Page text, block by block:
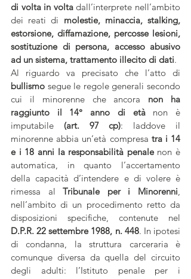
di volta in volta dall’interprete nell’ambito
dei reati di molestie, minaccia, stalking,
estorsione, diffamazione, percosse lesioni,
sostituzione di persona, accesso abusivo
ad un sistema, trattamento illecito di dati.
bullismo segue le regole generali secondo
cui il minorenne che ancora non ha
raggiunto il 14° anno di età non è
imputabile (art. 97 cp): laddove il
minorenne abbia un’età compresa tra i 14
e i 18 anni la responsabilità penale non è
automatica, in quanto l’accertamento
della capacità d’intendere e di volere è
rimessa al Tribunale per i Minorenni,
nell’ambito di un procedimento retto da
disposizioni specifiche, contenute nel
D.P.R. 22 settembre 1988, n. 448. In ipotesi
di condanna, la struttura carceraria è
comunque diversa da quella del circuito
degli adulti: l’Istituto penale per i